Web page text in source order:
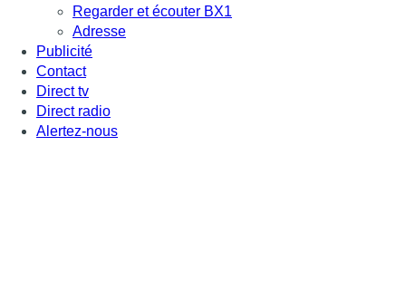
Regarder et écouter BX1
Adresse
Publicité
Contact
Direct tv
Direct radio
Alertez-nous